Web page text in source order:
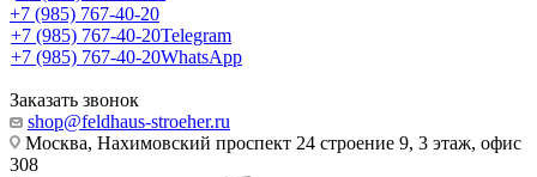
+7 (985) 767-40-20
+7 (985) 767-40-20Telegram
+7 (985) 767-40-20WhatsApp
Заказать звонок
shop@feldhaus-stroeher.ru
Москва, Нахимовский проспект 24 строение 9, 3 этаж, офис
308